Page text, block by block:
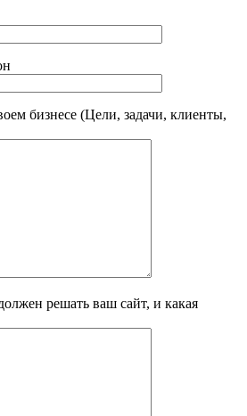
бизнесе (Цели, задачи, клиенты,
решать ваш сайт, и какая